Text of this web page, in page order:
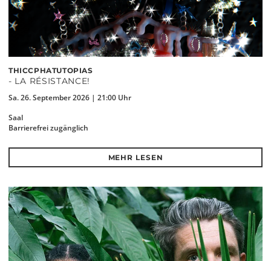
THICCPHATUTOPIAS
- LA RÉSISTANCE!
Sa. 26. September 2026 | 21:00 Uhr
Saal
Barrierefrei zugänglich
MEHR LESEN